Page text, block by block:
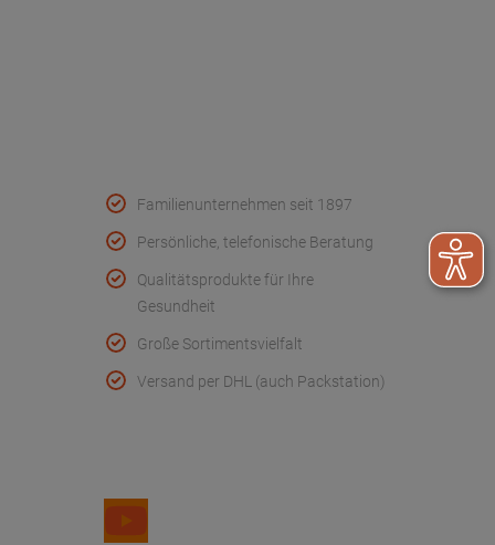
Familienunternehmen seit 1897
Persönliche, telefonische Beratung
Qualitätsprodukte für Ihre
Gesundheit
Große Sortimentsvielfalt
Versand per DHL (auch Packstation)